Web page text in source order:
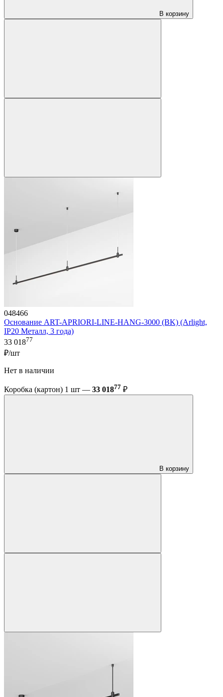
В корзину
048466
Основание ART-APRIORI-LINE-HANG-3000 (BK) (Arlight,
IP20 Металл, 3 года)
33 01877
₽/шт
Нет в наличии
Коробка (картон) 1 шт — 33 01877 ₽
В корзину